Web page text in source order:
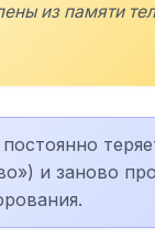
из памяти
и заново